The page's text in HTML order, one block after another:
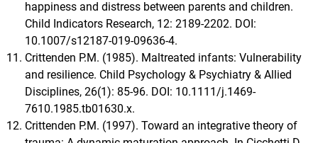
happiness and distress between parents and children.
Child Indicators Research, 12: 2189-2202. DOI:
10.1007/s12187-019-09636-4.
Crittenden P.M. (1985). Maltreated infants: Vulnerability
and resilience. Child Psychology & Psychiatry & Allied
Disciplines, 26(1): 85-96. DOI: 10.1111/j.1469-
7610.1985.tb01630.x.
Crittenden P.M. (1997). Toward an integrative theory of